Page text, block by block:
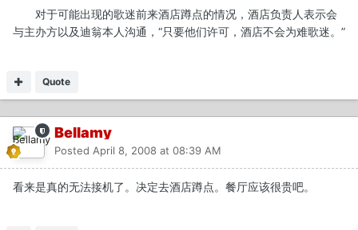
对于可能出现的歌迷前来酒店蹲点的情况，酒店负责人表示会
与主办方以及迪翁本人沟通，“只要他们许可，酒店不会为难歌迷。”
Quote
Bellamy
Posted April 8, 2008 at 08:39 AM
看来是真的无法接机了。决定去酒店蹲点。餐厅应该很贵吧。